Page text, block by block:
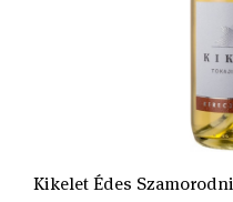
Kikelet Édes Szamorodni